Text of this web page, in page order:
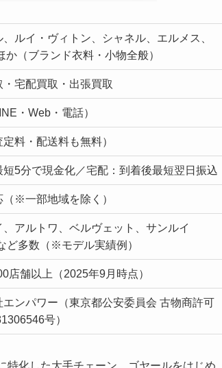
、ルイ・ヴィトン、シャネル、エルメス、
か（ブランド衣料・小物全般）
・宅配買取・出張買取
・Web・電話）
料・配送料も無料）
短5分で現金化／宅配：到着後最短翌日振込
（※一部地域を除く）
、アルトワ、ベルヴェット、サンルイ
ど多数（※モデル実績例）
店舗以上（2025年9月時点）
エンパワー（東京都公安委員会 古物商許可
号）